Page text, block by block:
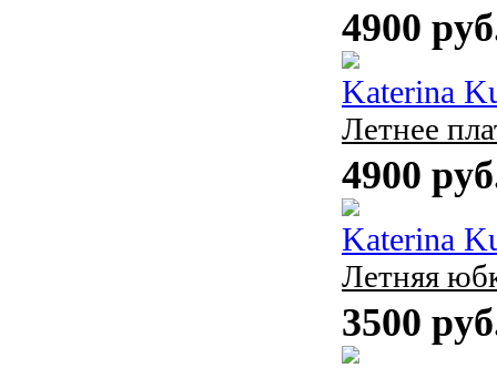
4900
Katerina
Летнее
4900
Katerina
Летняя
3500